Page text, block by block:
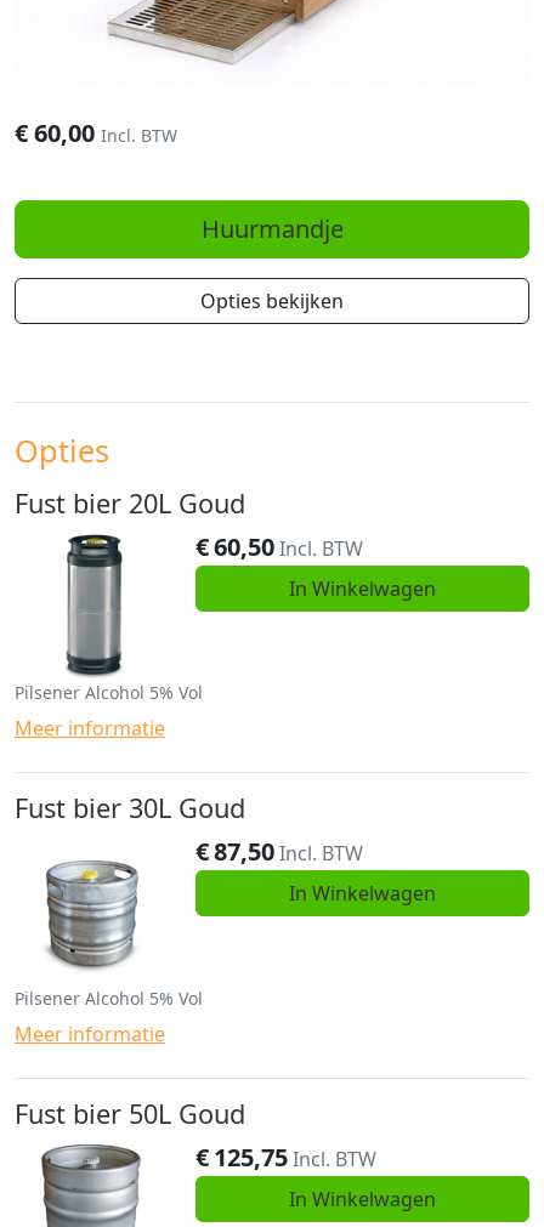
€60,00 Incl. BTW
Huurmandje
Opties bekijken
Opties
Fust bier 20L Goud
€60,50Incl. BTW
In Winkelwagen
Pilsener Alcohol 5% Vol
Meer informatie
Fust bier 30L Goud
€87,50Incl. BTW
In Winkelwagen
Pilsener Alcohol 5% Vol
Meer informatie
Fust bier 50L Goud
€125,75Incl. BTW
In Winkelwagen